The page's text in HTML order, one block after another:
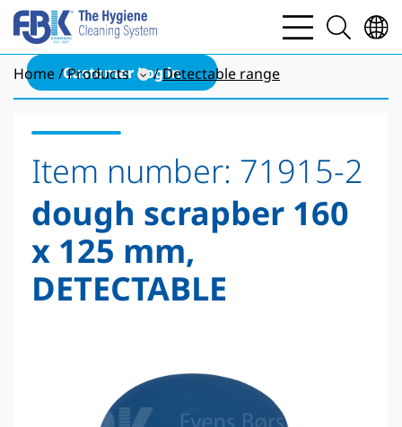
bars
light
search
light
Customer Log in
Home Products Detectable range
Item number: 71915-2
dough scrapber 160
x 125 mm,
DETECTABLE